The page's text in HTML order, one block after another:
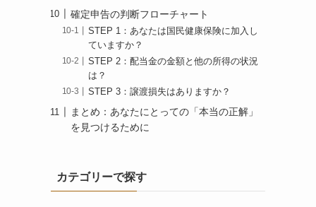
確定申告の判断フローチャート
STEP 1：あなたは国民健康保険に加入し
ていますか？
STEP 2：配当金の金額と他の所得の状況
は？
STEP 3：譲渡損失はありますか？
まとめ：あなたにとっての「本当の正解」
を見つけるために
カテゴリーで探す